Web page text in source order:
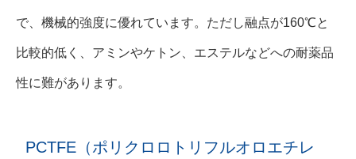
で、機械的強度に優れています。ただし融点が160℃と
比較的低く、アミンやケトン、エステルなどへの耐薬品
性に難があります。
PCTFE（ポリクロロトリフルオロエチレ